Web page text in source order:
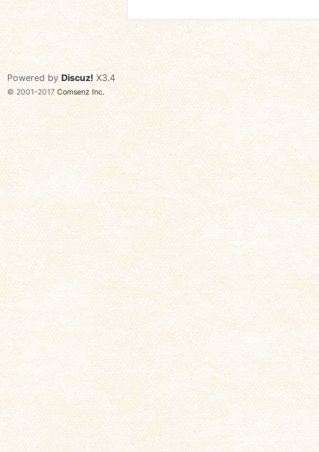
Powered by Discuz! X3.4
© 2001-2017 Comsenz Inc.